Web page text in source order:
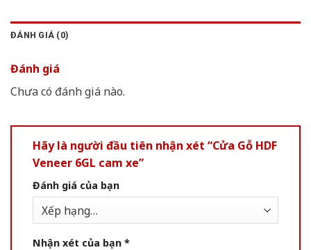
ĐÁNH GIÁ (0)
Đánh giá
Chưa có đánh giá nào.
Hãy là người đầu tiên nhận xét “Cửa Gỗ HDF
Veneer 6GL cam xe”
Đánh giá của bạn
Nhận xét của bạn *